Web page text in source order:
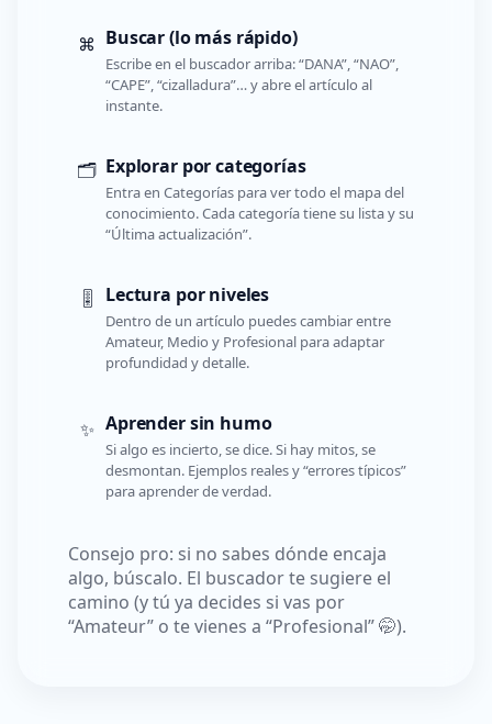
⌘ Buscar (lo más rápido)
Escribe en el buscador arriba: “DANA”, “NAO”,
“CAPE”, “cizalladura”… y abre el artículo al
instante.
🗂️ Explorar por categorías
Entra en Categorías para ver todo el mapa del
conocimiento. Cada categoría tiene su lista y su
“Última actualización”.
🎚️ Lectura por niveles
Dentro de un artículo puedes cambiar entre
Amateur, Medio y Profesional para adaptar
profundidad y detalle.
✨ Aprender sin humo
Si algo es incierto, se dice. Si hay mitos, se
desmontan. Ejemplos reales y “errores típicos”
para aprender de verdad.
Consejo pro: si no sabes dónde encaja
algo, búscalo. El buscador te sugiere el
camino (y tú ya decides si vas por
“Amateur” o te vienes a “Profesional” 🤭).